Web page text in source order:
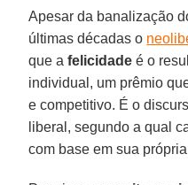
Apesar da banalização
últimas décadas o
que afelicidade é o
individual, um prêmio
e competitivo. É o
liberal, segundo a qual
com base em sua